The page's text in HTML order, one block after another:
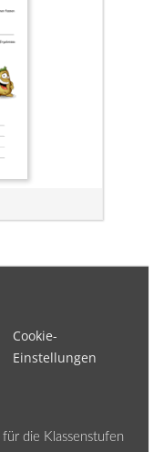
Cookie-
Einstellungen
die Klassenstufen